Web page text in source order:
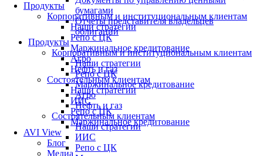
Продукты
Корпоративным и институциональным клиентам
Наши стратегии
Репо с ЦК
Маржинальное кредитование
Агро
Нефть и газ
Состоятельным клиентам
Наши стратегии
ИИС
Репо с ЦК
Маржинальное кредитование
AVI View
Блог
Медиа
бумагами
Отчеты представителя владельцев
облигаций
Продукты
Корпоративным и институциональным клиентам
Наши стратегии
Репо с ЦК
Маржинальное кредитование
Агро
Нефть и газ
Состоятельным клиентам
Наши стратегии
ИИС
Репо с ЦК